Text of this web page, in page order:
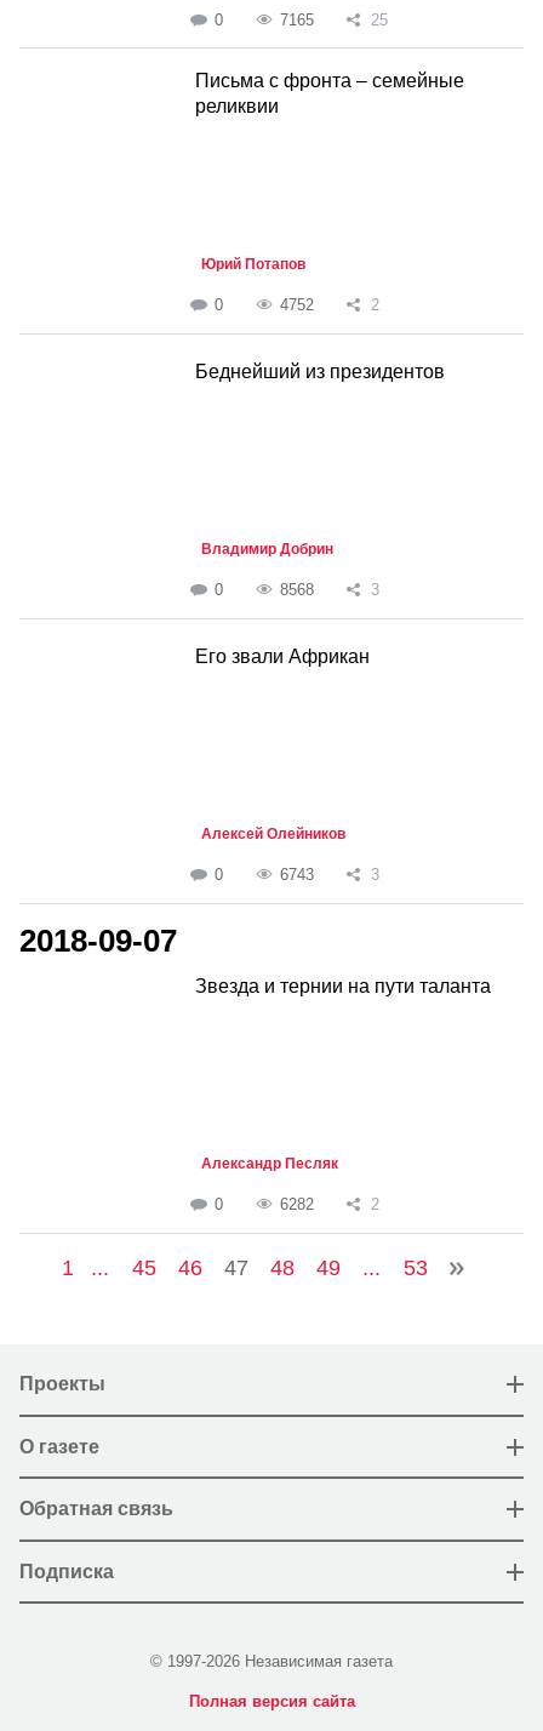
0 7165 25
Письма с фронта – семейные
реликвии
Юрий Потапов
0 4752 2
Беднейший из президентов
Владимир Добрин
0 8568 3
Его звали Африкан
Алексей Олейников
0 6743 3
2018-09-07
Звезда и тернии на пути таланта
Александр Песляк
0 6282 2
1 ... 45 46 47 48 49 ... 53
Проекты
О газете
Обратная связь
Подписка
© 1997-2026 Независимая газета
Полная версия сайта